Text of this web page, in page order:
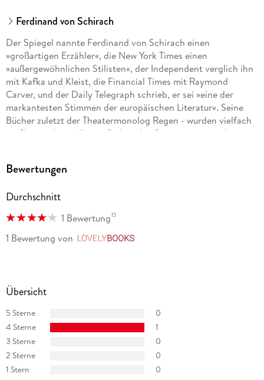
Ferdinand von Schirach
Der Spiegel nannte Ferdinand von Schirach einen
»großartigen Erzähler«, die New York Times einen
»außergewöhnlichen Stilisten«, der Independent verglich ihn
mit Kafka und Kleist, die Financial Times mit Raymond
Carver, und der Daily Telegraph schrieb, er sei »eine der
markantesten Stimmen der europäischen Literatur«. Seine
Bücher zuletzt der Theatermonolog Regen - wurden vielfach
verfilmt und zu millionenfach verkauften internationalen
erfolgreichsten und meistdiskutierten Dramen der
Bewertungen
Durchschnitt
1 Bewertung15
1 Bewertung von
Übersicht
5 Sterne
0
4 Sterne
1
3 Sterne
0
2 Sterne
0
1 Stern
0